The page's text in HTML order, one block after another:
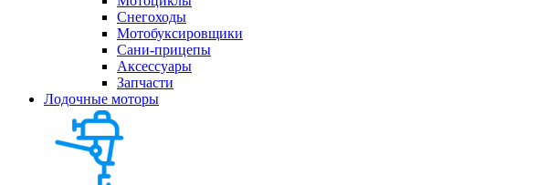
Снегоходы
Мотобуксировщики
Сани-прицепы
Аксессуары
Запчасти
Лодочные моторы